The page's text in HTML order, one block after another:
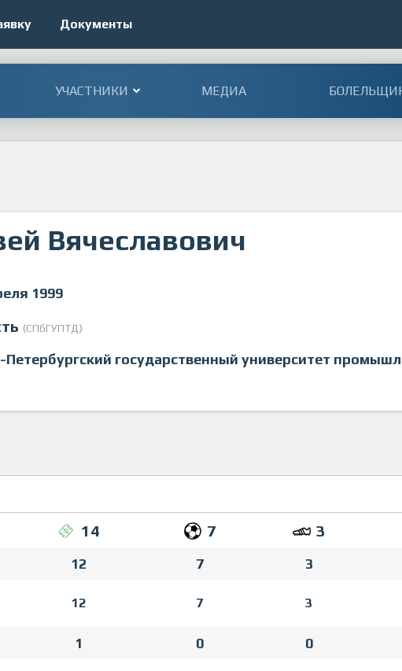
Документы
УЧАСТНИКИ МЕДИА
Вячеславович
1999
(СПбГУПТД)
Петербургский государственный университет
14 7 3
12 7 3
12 7 3
1 0 0